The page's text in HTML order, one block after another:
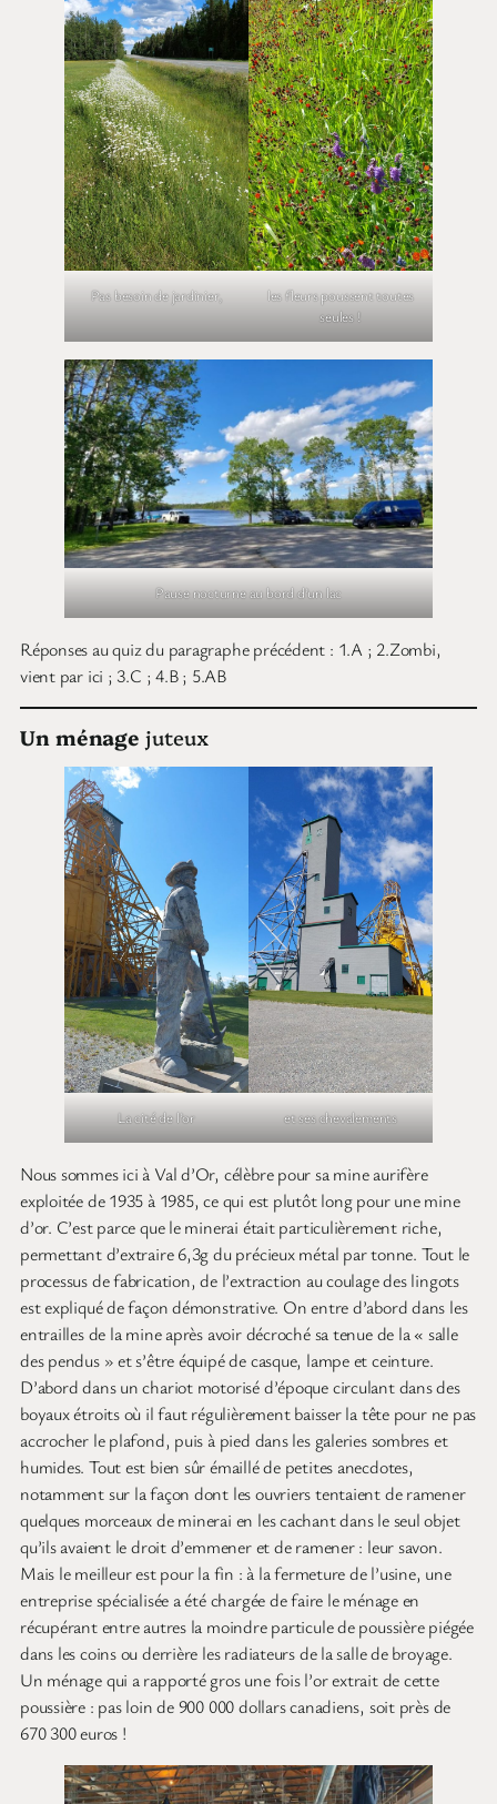
Pas besoin de jardinier,
les fleurs poussent toutes
seules !
Pause nocturne au bord d’un lac
Réponses au quiz du paragraphe précédent : 1.A ; 2.Zombi,
vient par ici ; 3.C ; 4.B ; 5.AB
Un ménage juteux
La cité de l’or et ses chevalements
Nous sommes ici à Val d’Or, célèbre pour sa mine aurifère
exploitée de 1935 à 1985, ce qui est plutôt long pour une mine
d’or. C’est parce que le minerai était particulièrement riche,
permettant d’extraire 6,3g du précieux métal par tonne. Tout le
processus de fabrication, de l’extraction au coulage des lingots
est expliqué de façon démonstrative. On entre d’abord dans les
entrailles de la mine après avoir décroché sa tenue de la « salle
des pendus » et s’être équipé de casque, lampe et ceinture.
D’abord dans un chariot motorisé d’époque circulant dans des
boyaux étroits où il faut régulièrement baisser la tête pour ne pas
accrocher le plafond, puis à pied dans les galeries sombres et
humides. Tout est bien sûr émaillé de petites anecdotes,
notamment sur la façon dont les ouvriers tentaient de ramener
quelques morceaux de minerai en les cachant dans le seul objet
qu’ils avaient le droit d’emmener et de ramener : leur savon.
Mais le meilleur est pour la fin : à la fermeture de l’usine, une
entreprise spécialisée a été chargée de faire le ménage en
récupérant entre autres la moindre particule de poussière piégée
dans les coins ou derrière les radiateurs de la salle de broyage.
Un ménage qui a rapporté gros une fois l’or extrait de cette
poussière : pas loin de 900 000 dollars canadiens, soit près de
670 300 euros !